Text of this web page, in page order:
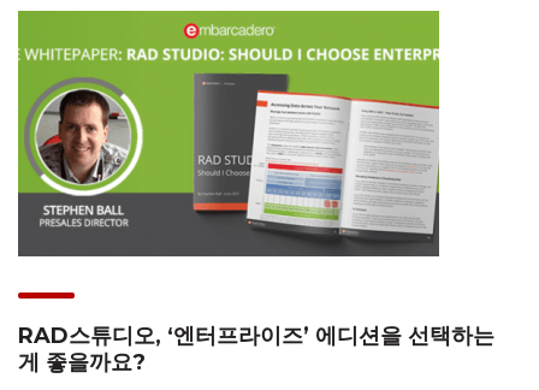
RAD스튜디오, ‘엔터프라이즈’ 에디션을 선택하는
게 좋을까요?